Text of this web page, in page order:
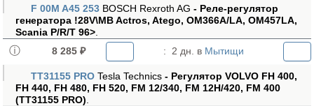
F 00M A45 253 BOSCH Rexroth AG - Реле-регулятор
генератора !28V\MB Actros, Atego, OM366A/LA, OM457LA,
Scania P/R/T 96>
8 285 ₽
: 2 дн. в Мытищи
TT31155 PRO Tesla Technics - Регулятор VOLVO FH 400,
FH 440, FH 480, FH 520, FM 12/340, FM 12H/420, FM 400
(TT31155 PRO)